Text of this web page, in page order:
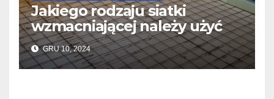
Jakiego rodzaju siatki
wzmacniającej należy użyć
do wylewek podłogowych?
GRU 10, 2024